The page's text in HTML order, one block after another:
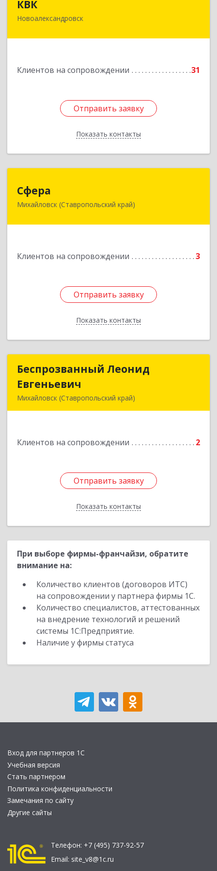
КВК
Новоалександровск
Клиентов на сопровождении 31
Отправить заявку
Показать контакты
Подробнее
Отправить заявку
Назад
Сфера
Михайловск (Ставропольский край)
Клиентов на сопровождении 3
Отправить заявку
Показать контакты
356240, Ставропольский край, Шпаковский р-
Подробнее
Отправить заявку
Назад
Беспрозванный Леонид
Евгеньевич
Михайловск (Ставропольский край)
Клиентов на сопровождении 2
Отправить заявку
Показать контакты
Беспрозванный Леонид
Отправить заявку
Назад
При выборе фирмы-франчайзи, обратите
внимание на:
Количество клиентов (договоров ИТС)
на сопровождении у партнера фирмы 1С.
Количество специалистов, аттестованных
на внедрение технологий и решений
системы 1С:Предприятие.
Наличие у фирмы статуса
Вход для партнеров 1С
Учебная версия
Стать партнером
Политика конфиденциальности
Замечания по сайту
Другие сайты
Телефон: +7 (495) 737-92-57
Email: site_v8@1c.ru